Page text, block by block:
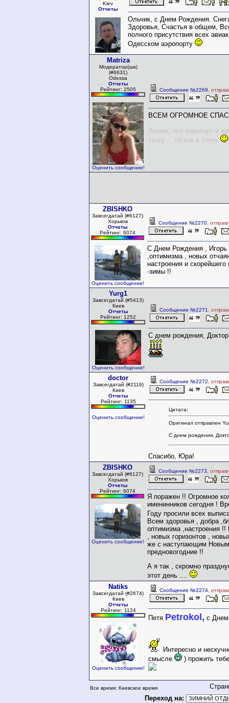
Kiev
Отчеты
Ольчик, с Днем Рождения.
Здоровья, Счастья в общем,
полного присутствия всех
Одесском аэропорту
Matriza
Модератор(ша)
(#6631)
Odessa
Отчеты
Рейтинг: 2505
Оценить сообщение!
Сообщение №2269 ,
ВСЕМ ОГРОМНОЕ
Лешик, про аэропорт и
точку.. , ой как в точку
ZBISHKO
Завсегдатай (#6127)
Хорьков
Отчеты
Рейтинг: 6074
Оценить сообщение!
Сообщение №2270 ,
С Днем Рождения , Игорь
,оптимизма , новых
настроения и
-зимы !!
Yurg1
Завсегдатай (#5413)
Киев
Отчеты
Рейтинг: 1252
Оценить сообщение!
Сообщение №2271 ,
С днем рождения,
doctor
Завсегдатай (#2119)
Киев
Отчеты
Рейтинг: 1135
Оценить сообщение!
Сообщение №2272 ,
Цитата:
Оригинал отправлен
С днем рождения,
Спасибо, Юра!
ZBISHKO
Завсегдатай (#6127)
Хорьков
Отчеты
Рейтинг: 6074
Оценить сообщение!
Сообщение №2273 ,
Я поражен !! Огромное
именинников сегодня !
Году просили всех
Всем здоровья , добра
оптимизма ,настроения
, новых горизонтов ,
же с наступающим
предновогодние !!
А я так , скромно
этот день ....
Natiks
Завсегдатай (#2674)
Киев
Отчеты
Рейтинг: 1124
Оценить сообщение!
Сообщение №2274 ,
Петя Petrokol, с
Интересно и
смысле
) прожить
Все время: Киевское время
Переход на: